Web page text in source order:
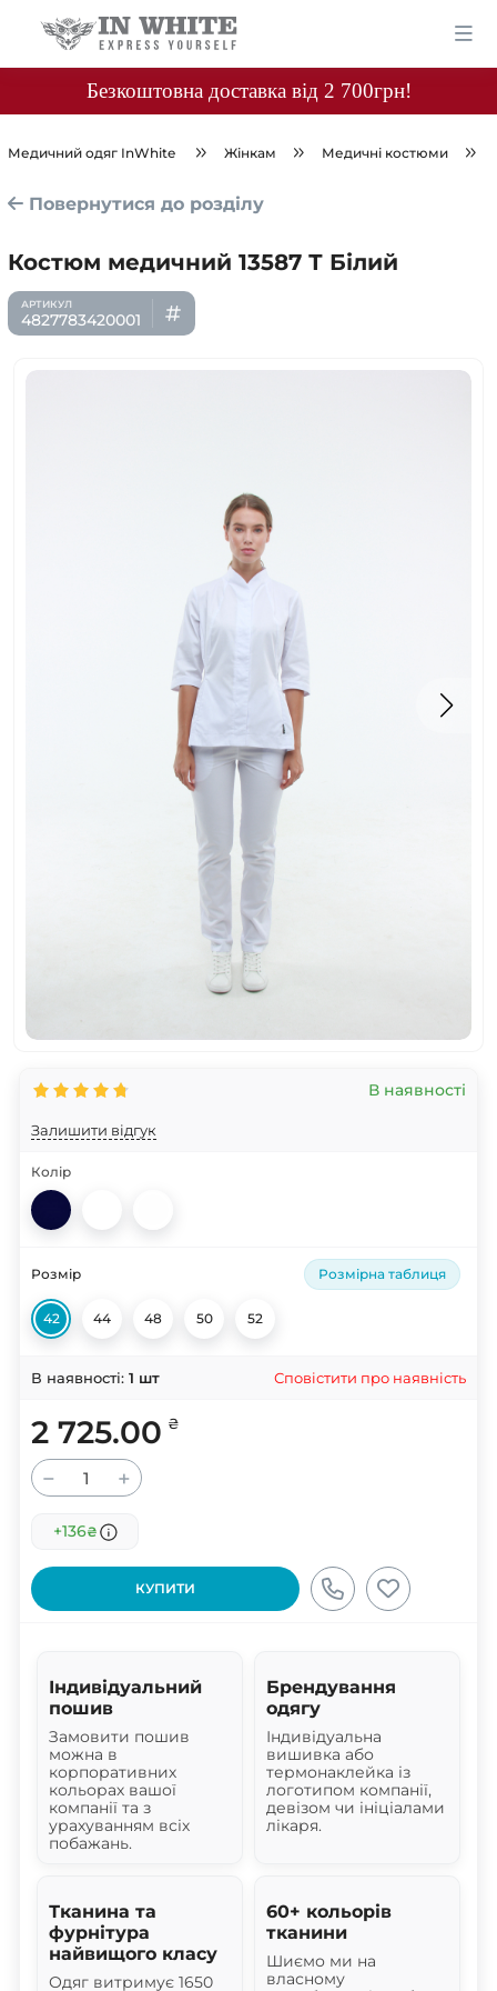
Безкоштовна доставка від 2 700грн!
Медичний одяг InWhite Жінкам Медичні костюми
Повернутися до розділу
Костюм медичний 13587 Т Білий
4827783420001
Залишити відгук
В наявності
Колір
Розмір Розмірна таблиця
42 44 48 50 52
В наявності: 1 шт Сповістити про наявність
2 725.00 ₴
− +
+136₴
КУПИТИ
Індивідуальний
пошив
Замовити пошив
можна в
корпоративних
кольорах вашої
компанії та з
урахуванням всіх
побажань.
Брендування
одягу
Індивідуальна
вишивка або
термонаклейка із
логотипом компанії,
девізом чи ініціалами
лікаря.
Тканина та
фурнітура
найвищого класу
Одяг витримує 1650
60+ кольорів
тканини
Шиємо ми на
власному